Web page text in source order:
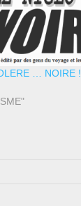
… NOIRE !